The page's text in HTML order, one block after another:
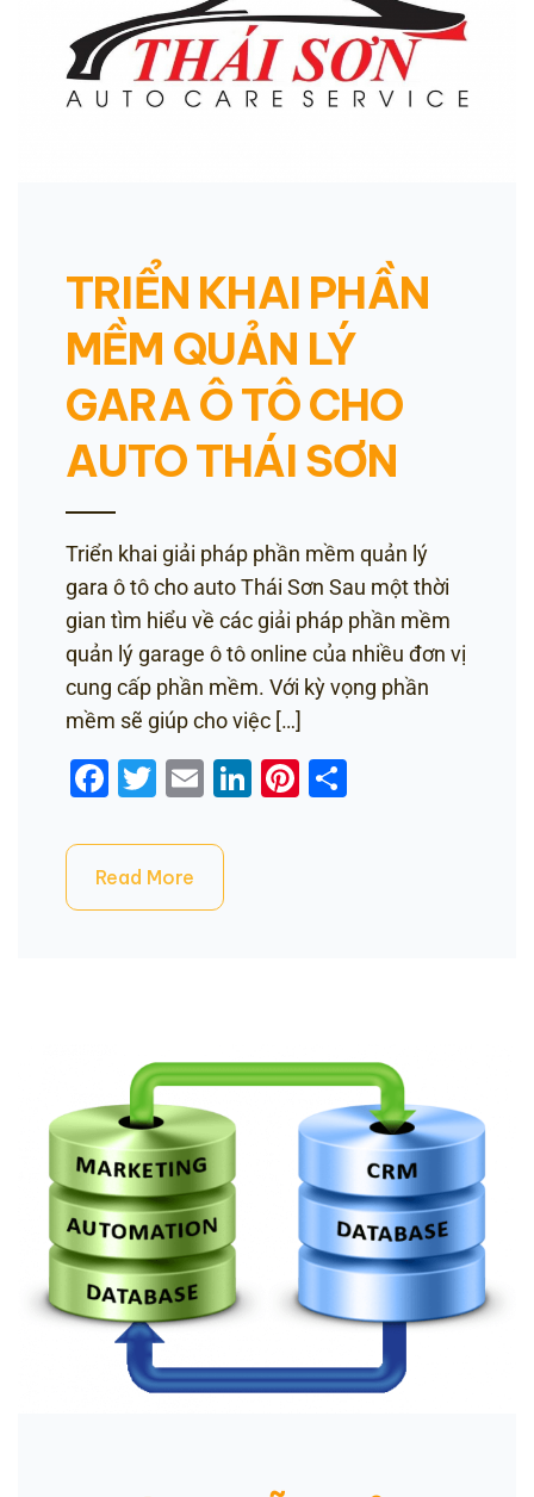
TRIỂN KHAI PHẦN
MỀM QUẢN LÝ
GARA Ô TÔ CHO
AUTO THÁI SƠN
Triển khai giải pháp phần mềm quản lý
gara ô tô cho auto Thái Sơn Sau một thời
gian tìm hiểu về các giải pháp phần mềm
quản lý garage ô tô online của nhiều đơn vị
cung cấp phần mềm. Với kỳ vọng phần
mềm sẽ giúp cho việc […]
Facebook
Twitter
EmailLinkedIn
Pinterest
Read More